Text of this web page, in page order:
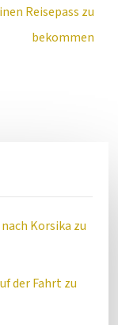
Reisepass zu
bekommen
Korsika zu
der Fahrt zu